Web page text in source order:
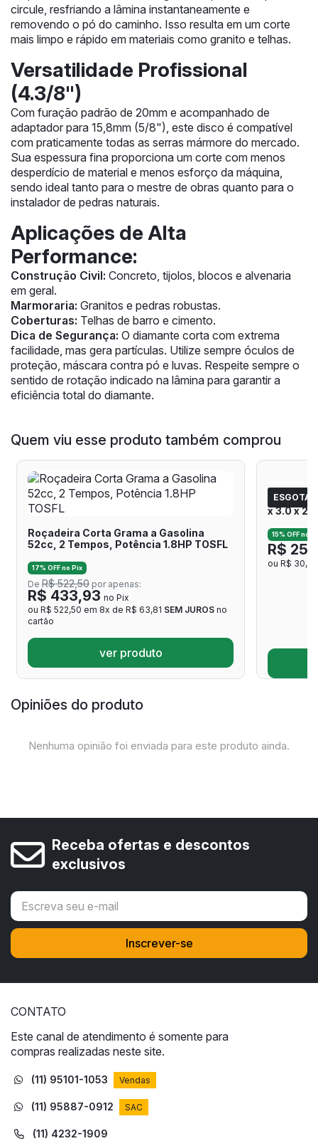
circule, resfriando a lâmina instantaneamente e
removendo o pó do caminho. Isso resulta em um corte
mais limpo e rápido em materiais como granito e telhas.
Versatilidade Profissional
(4.3/8")
Com furação padrão de 20mm e acompanhado de
adaptador para 15,8mm (5/8"), este disco é compatível
com praticamente todas as serras mármore do mercado.
Sua espessura fina proporciona um corte com menos
desperdício de material e menos esforço da máquina,
sendo ideal tanto para o mestre de obras quanto para o
instalador de pedras naturais.
Aplicações de Alta
Performance:
Construção Civil: Concreto, tijolos, blocos e alvenaria
em geral.
Marmoraria: Granitos e pedras robustas.
Coberturas: Telhas de barro e cimento.
Dica de Segurança: O diamante corta com extrema
facilidade, mas gera partículas. Utilize sempre óculos de
proteção, máscara contra pó e luvas. Respeite sempre o
sentido de rotação indicado na lâmina para garantir a
eficiência total do diamante.
Quem viu esse produto também comprou
Roçadeira Corta Grama a Gasolina
52cc, 2 Tempos, Potência 1.8HP TOSFL
17% OFF no Pix
De R$ 522,50 por apenas:
R$ 433,93 no Pix
ou R$ 522,50 em 8x de R$ 63,81 SEM JUROS no
cartão
ver produto
Lâmina
x 3.0 x
15% OFF no
R$
ou R$
Opiniões do produto
Nenhuma opinião foi enviada para este produto ainda.
Receba ofertas e descontos
exclusivos
CONTATO
Este canal de atendimento é somente para
compras realizadas neste site.
(11) 95101-1053 Vendas
(11) 95887-0912 SAC
(11) 4232-1909